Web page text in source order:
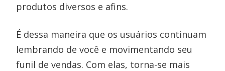
produtos diversos e afins.
É dessa maneira que os usuários continuam
lembrando de você e movimentando seu
funil de vendas. Com elas, torna-se mais